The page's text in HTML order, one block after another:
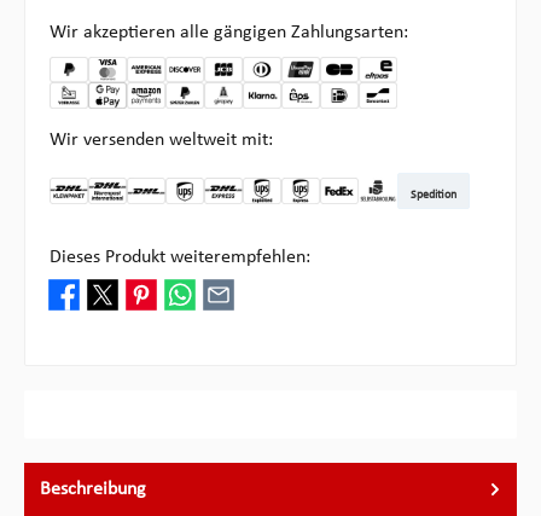
Wir akzeptieren alle gängigen Zahlungsarten:
Wir versenden weltweit mit:
Spedition
Dieses Produkt weiterempfehlen:
Beschreibung